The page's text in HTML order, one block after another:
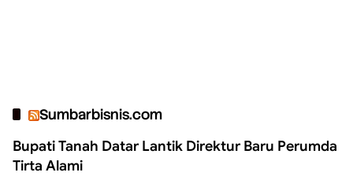
Sumbarbisnis.com
Bupati Tanah Datar Lantik Direktur Baru Perumda
Tirta Alami